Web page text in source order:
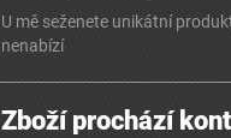
U mě seženete unikátní
nenabízí
Zboží prochází